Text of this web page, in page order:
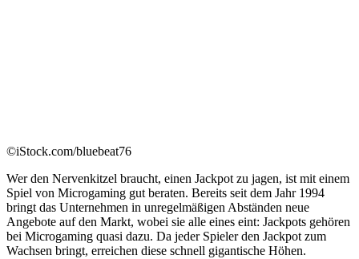
©iStock.com/bluebeat76
Wer den Nervenkitzel braucht, einen Jackpot zu jagen, ist mit einem
Spiel von Microgaming gut beraten. Bereits seit dem Jahr 1994
bringt das Unternehmen in unregelmäßigen Abständen neue
Angebote auf den Markt, wobei sie alle eines eint: Jackpots gehören
bei Microgaming quasi dazu. Da jeder Spieler den Jackpot zum
Wachsen bringt, erreichen diese schnell gigantische Höhen.